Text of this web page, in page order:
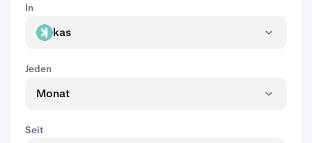
In
KAS kas
Jeden
Monat
Seit